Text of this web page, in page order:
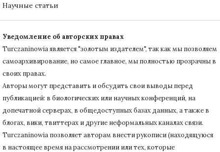
Научные статьи
Уведомление об авторских правах
Turczaninowiа является "золотым издателем", так как мы позволяем
самоархивирование, но самое главное, мы полностью прозрачны в
своих правах.
Авторы могут представить и обсудить свои выводы перед
публикацией: в биологических или научных конференций, на
допечатной серверах, в общедоступных базах данных, а также в
блогах, вики, твиттерах и другие неформальных каналах связи.
Turczaninowiа позволяет авторам внести рукописи (находящуюся
в настоящее время на рассмотрении или тех, которые